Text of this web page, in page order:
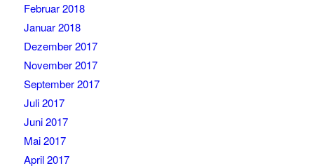
Februar 2018
Januar 2018
Dezember 2017
November 2017
September 2017
Juli 2017
Juni 2017
Mai 2017
April 2017